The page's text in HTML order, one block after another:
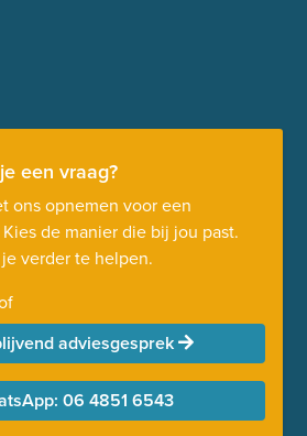
een vraag?
ons opnemen voor een
de manier die bij jou past.
verder te helpen.
adviesgesprek
06 4851 6543